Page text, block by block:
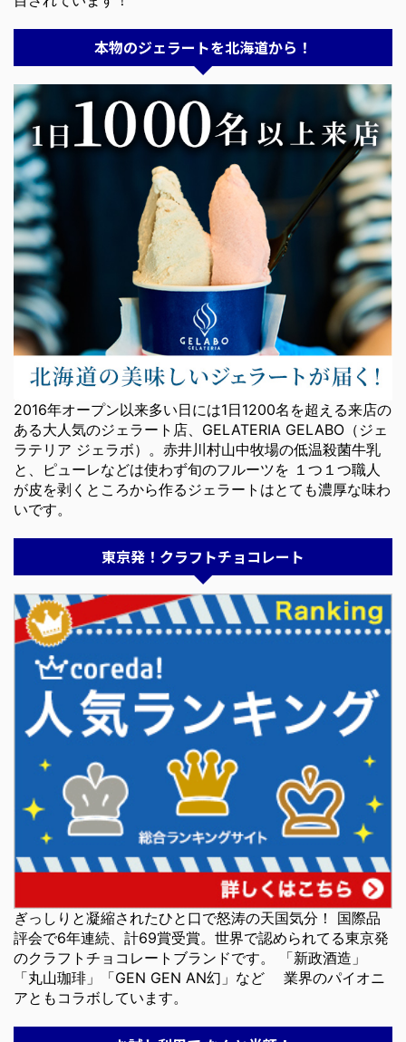
本物のジェラートを北海道から！
2016年オープン以来多い日には1日1200名を超える来店の
ある大人気のジェラート店、GELATERIA GELABO（ジェ
ラテリア ジェラボ）。赤井川村山中牧場の低温殺菌牛乳
と、ピューレなどは使わず旬のフルーツを １つ１つ職人
が皮を剥くところから作るジェラートはとても濃厚な味わ
いです。
東京発！クラフトチョコレート
ぎっしりと凝縮されたひと口で怒涛の天国気分！ 国際品
評会で6年連続、計69賞受賞。世界で認められてる東京発
のクラフトチョコレートブランドです。 「新政酒造」
「丸山珈琲」「GEN GEN AN幻」など 業界のパイオニ
アともコラボしています。